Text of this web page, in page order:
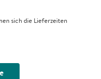
sich die Lieferzeiten